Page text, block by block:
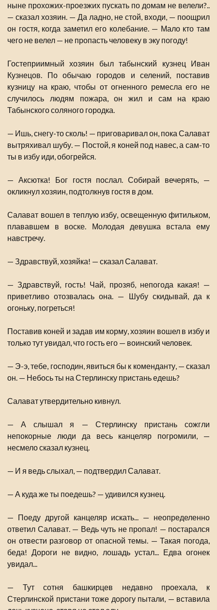
ныне прохожих-проезжих пускать по домам не велели?..
— сказал хозяин. — Да ладно, не стой, входи, — поощрил
он гостя, когда заметил его колебание. — Мало кто там
чего не велел — не пропасть человеку в эку погоду!
Гостеприимный хозяин был табынский кузнец Иван
Кузнецов. По обычаю городов и селений, поставив
кузницу на краю, чтобы от огненного ремесла его не
случилось людям пожара, он жил и сам на краю
Табынского соляного городка.
— Ишь, снегу-то сколь! — приговаривал он, пока Салават
вытряхивал шубу. — Постой, я коней под навес, а сам-то
ты в избу иди, обогрейся.
— Аксютка! Бог гостя послал. Собирай вечерять, —
окликнул хозяин, подтолкнув гостя в дом.
Салават вошел в теплую избу, освещенную фитильком,
плававшем в воске. Молодая девушка встала ему
навстречу.
— Здравствуй, хозяйка! — сказал Салават.
— Здравствуй, гость! Чай, прозяб, непогода какая! —
приветливо отозвалась она. — Шубу скидывай, да к
огоньку, погреться!
Поставив коней и задав им корму, хозяин вошел в избу и
только тут увидал, что гость его — воинский человек.
— Э-э, тебе, господин, явиться бы к коменданту, — сказал
он. — Небось ты на Стерлинску пристань едешь?
Салават утвердительно кивнул.
— А слышал я — Стерлинску пристань сожгли
непокорные люди да весь канцеляр погромили, —
несмело сказал кузнец.
— И я ведь слыхал, — подтвердил Салават.
— А куда же ты поедешь? — удивился кузнец.
— Поеду другой канцеляр искать... — неопределенно
ответил Салават. — Ведь чуть не пропал! — постарался
он отвести разговор от опасной темы. — Такая погода,
беда! Дороги не видно, лошадь устал... Едва огонек
увидал...
— Тут сотня башкирцев недавно проехала, к
Стерлинской пристани тоже дорогу пытали, — вставила